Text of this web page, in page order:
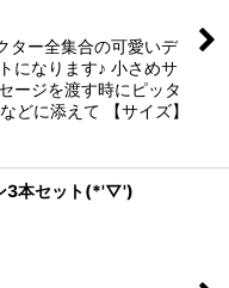
ター全集合の可愛いデ
になります♪ 小さめサ
ージを渡す時にピッタ
どに添えて 【サイズ】
3本セット(*'▽')